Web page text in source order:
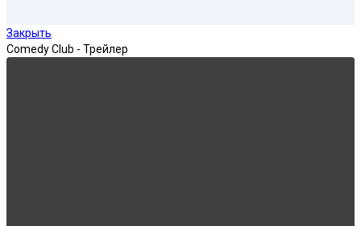
Закрыть
Comedy Club - Трейлер